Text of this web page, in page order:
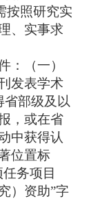
按照研究实
、实事求
：（一）
发表学术
省部级及以
，或在省
中获得认
位置标
务项目
）资助”字